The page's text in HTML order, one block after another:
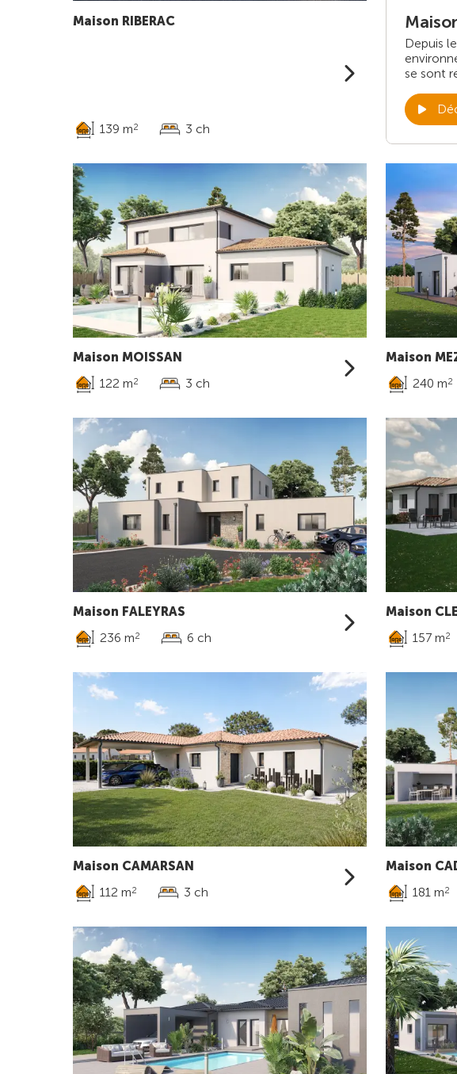
Maison RIBERAC
139 m2 3 ch
Depuis le
se sont
Maison MOISSAN
122 m2 3 ch
Maison
240 m2
Maison FALEYRAS
236 m2 6 ch
Maison
157 m2
Maison CAMARSAN
112 m2 3 ch
Maison
181 m2